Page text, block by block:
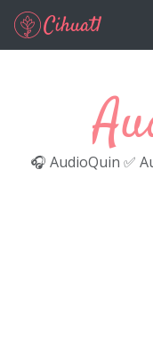
Ir al contenido principal
🎧 AudioQuin ✅